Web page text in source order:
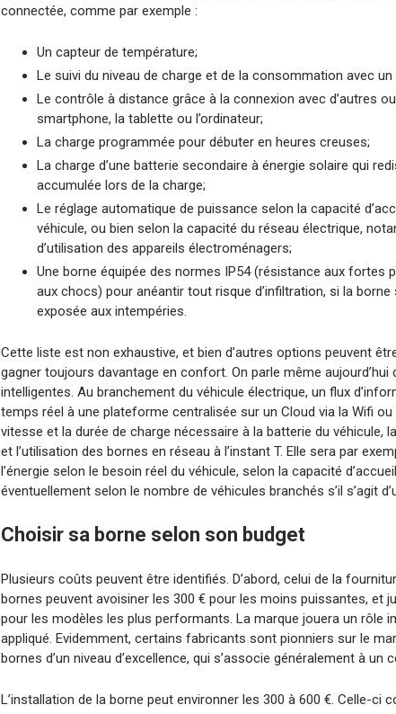
connectée, comme par exemple :
Un capteur de température;
Le suivi du niveau de charge et de la consommation avec
Le contrôle à distance grâce à la connexion avec d’autres
smartphone, la tablette ou l’ordinateur;
La charge programmée pour débuter en heures creuses;
La charge d’une batterie secondaire à énergie solaire qui
accumulée lors de la charge;
Le réglage automatique de puissance selon la capacité
véhicule, ou bien selon la capacité du réseau électrique,
d’utilisation des appareils électroménagers;
Une borne équipée des normes IP54 (résistance aux fortes
aux chocs) pour anéantir tout risque d’infiltration, si la
exposée aux intempéries.
Cette liste est non exhaustive, et bien d’autres options peuvent
gagner toujours davantage en confort. On parle même aujourd’hui
intelligentes. Au branchement du véhicule électrique, un flux
temps réel à une plateforme centralisée sur un Cloud via la Wifi
vitesse et la durée de charge nécessaire à la batterie du véhicule,
et l’utilisation des bornes en réseau à l’instant T. Elle sera par
l’énergie selon le besoin réel du véhicule, selon la capacité
éventuellement selon le nombre de véhicules branchés s’il s’agit
Choisir sa borne selon son budget
Plusieurs coûts peuvent être identifiés. D’abord, celui de la
bornes peuvent avoisiner les 300 € pour les moins puissantes, et
pour les modèles les plus performants. La marque jouera un rôle
appliqué. Evidemment, certains fabricants sont pionniers sur le
bornes d’un niveau d’excellence, qui s’associe généralement à un
L’installation de la borne peut environner les 300 à 600 €. Celle-ci